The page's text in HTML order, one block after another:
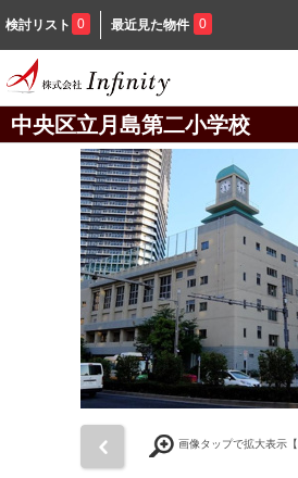
検討リスト 0 最近見た物件 0
中央区立月島第二小学校
画像タップで拡大表示【